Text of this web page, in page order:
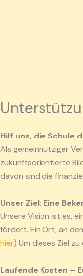
Hilf uns, die Schule
Als gemeinnütziger
zukunftsorientierte
davon sind die
Unser Ziel: Eine
Unsere Vision ist es,
fördert. Ein Ort, an
hier) Um dieses Ziel
Laufende Kosten –